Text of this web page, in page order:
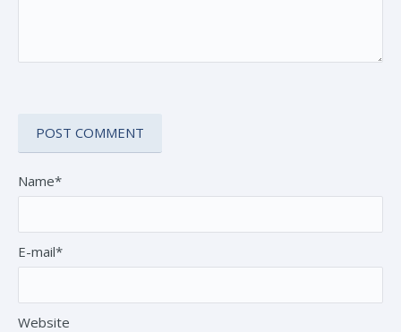
Name*
E-mail*
Website